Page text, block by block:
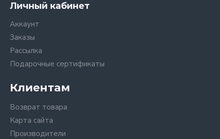
Личный кабинет
Аккаунт
Заказы
Рассылка
Подарочные сертификаты
Клиентам
Возврат товара
Карта сайта
Производители